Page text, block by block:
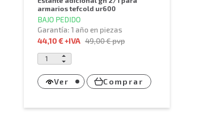
armarios tefcold ur600
BAJO PEDIDO
Garantía: 1 año en piezas
44,10 €+IVA 49,00 €pvp
Ver Comprar